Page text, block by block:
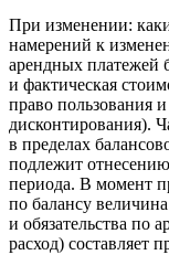
При изменении:
намерений к
арендных платежей
и фактическая
право пользования и
дисконтирования).
в пределах
подлежит
периода. В момент
по балансу
и обязательства по
расход) составляет